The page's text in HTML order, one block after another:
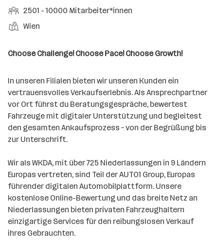
n
l
l
e
d
r
e
S
l
e
n
r
e
t
e
b
e
r
M
i
t
r
e
i
t
e
r
*
n
n
e
n
a
n
z
2501 - 10000 Mitarbeiter*innen
S
a
o
r
t
e
Wien
Choose Challenge! Choose Pace! Choose Growth!
In unseren Filialen bieten wir unseren Kunden ein
vertrauensvolles Verkaufserlebnis. Als Ansprechpartner
vor Ort führst du Beratungsgespräche, bewertest
Fahrzeuge mit digitaler Unterstützung und begleitest
den gesamten Ankaufsprozess – von der Begrüßung bis
zur Unterschrift.
Wir als WKDA, mit über 725 Niederlassungen in 9 Ländern
Europas vertreten, sind Teil der AUTO1 Group, Europas
führender digitalen Automobilplattform. Unsere
kostenlose Online-Bewertung und das breite Netz an
Niederlassungen bieten privaten Fahrzeughaltern
einzigartige Services für den reibungslosen Verkauf
ihres Gebrauchten.